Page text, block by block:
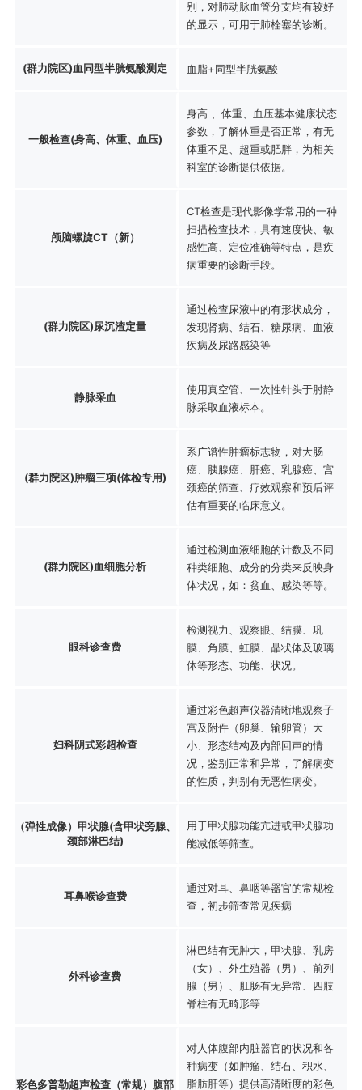
别，对肺动脉血管分支均有较好
的显示，可用于肺栓塞的诊断。
(群力院区)血同型半胱氨酸测定 血脂+同型半胱氨酸
一般检查(身高、体重、血压)
身高 、体重、血压基本健康状态
参数，了解体重是否正常，有无
体重不足、超重或肥胖，为相关
科室的诊断提供依据。
颅脑螺旋CT（新）
CT检查是现代影像学常用的一种
扫描检查技术，具有速度快、敏
感性高、定位准确等特点，是疾
病重要的诊断手段。
(群力院区)尿沉渣定量
通过检查尿液中的有形状成分，
发现肾病、结石、糖尿病、血液
疾病及尿路感染等
静脉采血
使用真空管、一次性针头于肘静
脉采取血液标本。
(群力院区)肿瘤三项(体检专用)
系广谱性肿瘤标志物，对大肠
癌、胰腺癌、肝癌、乳腺癌、宫
颈癌的筛查、疗效观察和预后评
估有重要的临床意义。
(群力院区)血细胞分析
通过检测血液细胞的计数及不同
种类细胞、成分的分类来反映身
体状况，如：贫血、感染等等。
眼科诊查费
检测视力、观察眼、结膜、巩
膜、角膜、虹膜、晶状体及玻璃
体等形态、功能、状况。
妇科阴式彩超检查
通过彩色超声仪器清晰地观察子
宫及附件（卵巢、输卵管）大
小、形态结构及内部回声的情
况，鉴别正常和异常，了解病变
的性质，判别有无恶性病变。
（弹性成像）甲状腺(含甲状旁腺、
颈部淋巴结)
用于甲状腺功能亢进或甲状腺功
能减低等筛查。
耳鼻喉诊查费
通过对耳、鼻咽等器官的常规检
查，初步筛查常见疾病
外科诊查费
淋巴结有无肿大，甲状腺、乳房
（女）、外生殖器（男）、前列
腺（男）、肛肠有无异常、四肢
脊柱有无畸形等
彩色多普勒超声检查（常规）腹部
对人体腹部内脏器官的状况和各
种病变（如肿瘤、结石、积水、
脂肪肝等）提供高清晰度的彩色